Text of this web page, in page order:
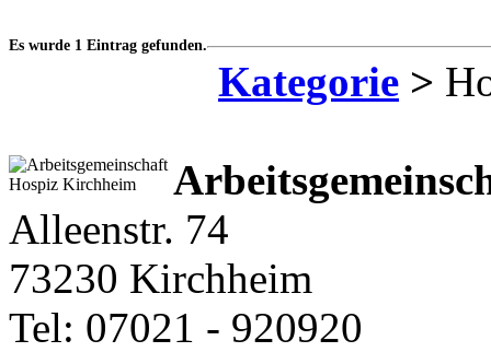
Es wurde 1 Eintrag gefunden.
Kategorie >
Alleenstr. 74
73230 Kirchheim
Tel: 07021 - 920920